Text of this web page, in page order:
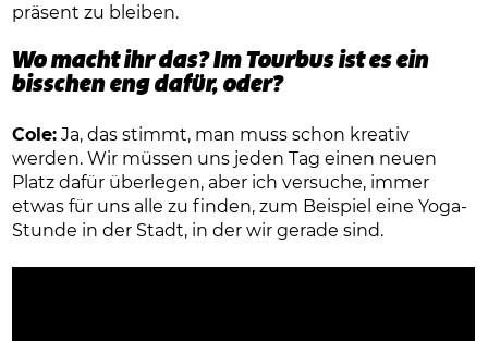
präsent zu bleiben.
Wo macht ihr das? Im Tourbus ist es ein
bisschen eng dafür, oder?
Cole: Ja, das stimmt, man muss schon kreativ
werden. Wir müssen uns jeden Tag einen neuen
Platz dafür überlegen, aber ich versuche, immer
etwas für uns alle zu finden, zum Beispiel eine Yoga-
Stunde in der Stadt, in der wir gerade sind.